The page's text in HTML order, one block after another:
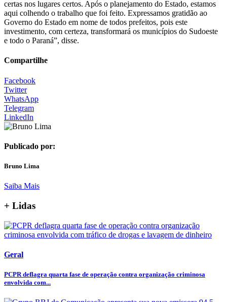
certas nos lugares certos. Após o planejamento do Estado, estamos
aqui colhendo o trabalho que foi feito. Expressamos gratidão ao
Governo do Estado em nome de todos prefeitos, pois este
investimento, com certeza, transformará os municípios do Sudoeste
e todo o Paraná”, disse.
Compartilhe
Facebook
Twitter
WhatsApp
Telegram
LinkedIn
Publicado por:
Bruno Lima
Saiba Mais
+ Lidas
Geral
PCPR deflagra quarta fase de operação contra organização criminosa
envolvida com...